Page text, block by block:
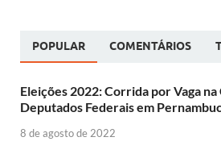
POPULAR COMENTÁRIOS
Eleições 2022: Corrida por Vaga na
Deputados Federais em
8 de agosto de 2022